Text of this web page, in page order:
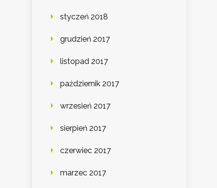
styczeń 2018
grudzień 2017
listopad 2017
październik 2017
wrzesień 2017
sierpień 2017
czerwiec 2017
marzec 2017